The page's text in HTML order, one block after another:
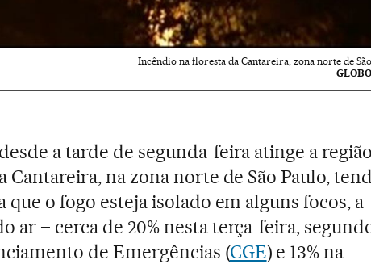
Incêndio na floresta da Cantareira, zona norte de
a tarde de segunda-feira atinge a
Cantareira, na zona norte de São Paulo,
o fogo esteja isolado em alguns focos, a
ar – cerca de 20% nesta terça-feira,
de Emergências (CGE) e 13% na